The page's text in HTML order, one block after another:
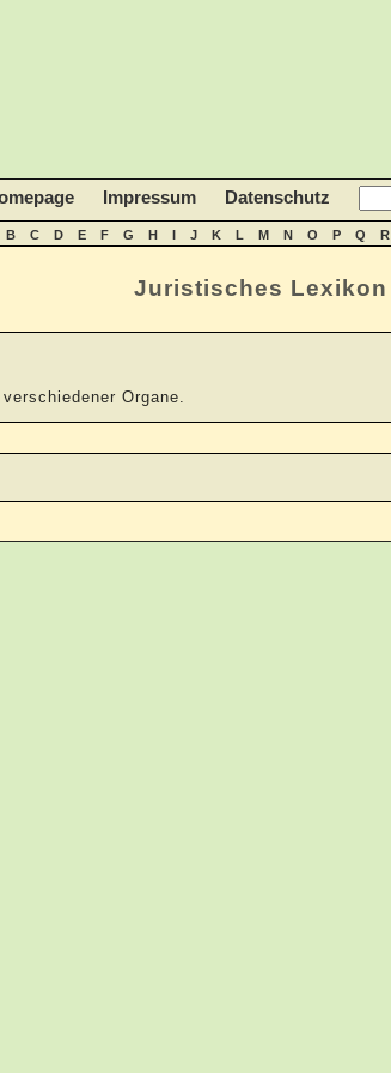
Juristisches Lexikon
Impressum Datenschutz
B C D E F G H I J K L M N O P Q R
Organe.